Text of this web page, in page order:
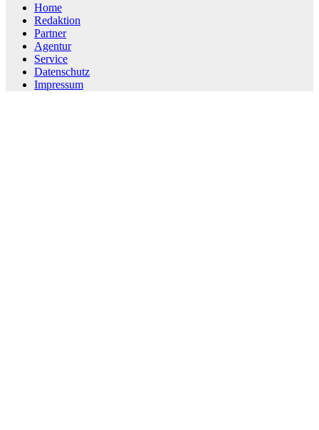
Home
Redaktion
Partner
Agentur
Service
Datenschutz
Impressum